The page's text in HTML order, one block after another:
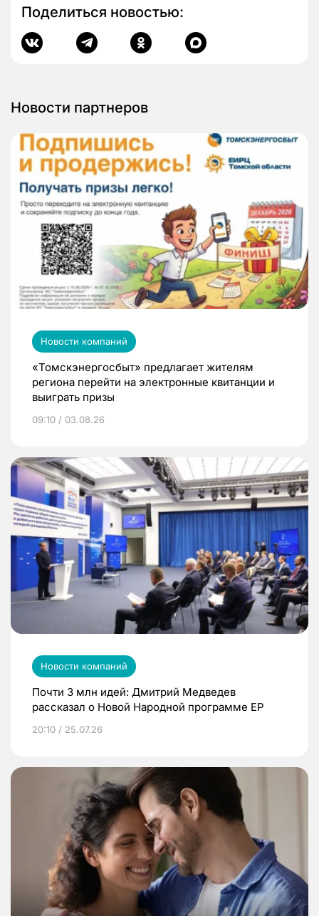
Поделиться новостью:
Новости партнеров
Новости компаний
«Томскэнергосбыт» предлагает жителям
региона перейти на электронные квитанции и
выиграть призы
09:10 / 03.08.26
Новости компаний
Почти 3 млн идей: Дмитрий Медведев
рассказал о Новой Народной программе ЕР
20:10 / 25.07.26